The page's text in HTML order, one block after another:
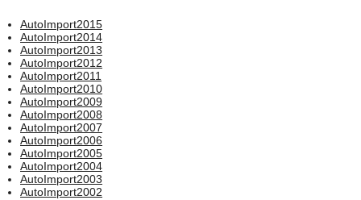
AutoImport2015
AutoImport2014
AutoImport2013
AutoImport2012
AutoImport2011
AutoImport2010
AutoImport2009
AutoImport2008
AutoImport2007
AutoImport2006
AutoImport2005
AutoImport2004
AutoImport2003
AutoImport2002